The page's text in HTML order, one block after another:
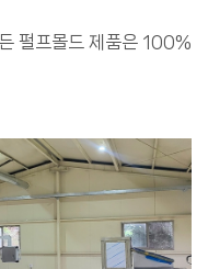
펄프몰드 제품은 100%